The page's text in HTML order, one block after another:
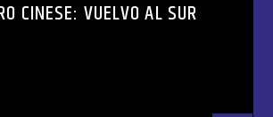
CINESE: VUELVO AL SUR